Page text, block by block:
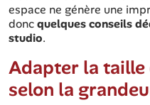
espace ne génère une
doncquelques conseils
studio.
Adapter la taille
selon la